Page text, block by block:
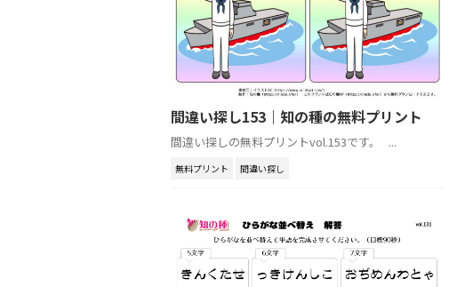
間違い探し153｜知の種の無料プリント
間違い探しの無料プリントvol.153です。 ...
無料プリント 間違い探し